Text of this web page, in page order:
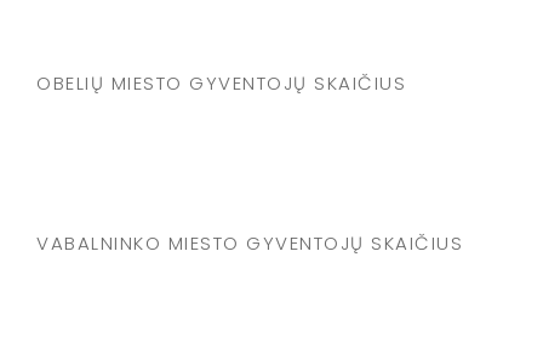
OBELIŲ MIESTO GYVENTOJŲ SKAIČIUS
VABALNINKO MIESTO GYVENTOJŲ SKAIČIUS